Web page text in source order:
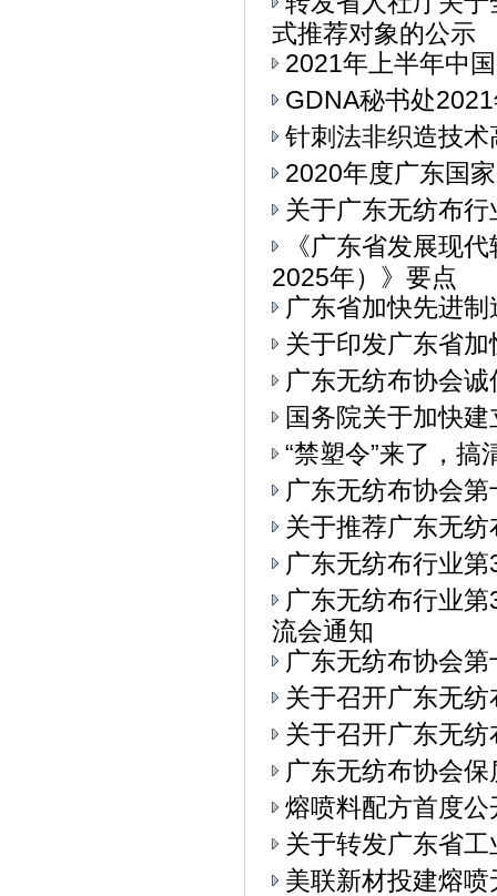
式推荐对象的公示
2021年上半年中
GDNA秘书处
针刺法非织造技
2020年度广东国
关于广东无纺布
《广东省发展现
2025年）》要点
广东省加快先进
关于印发广东省
广东无纺布协会
国务院关于加快
“禁塑令”来了，
广东无纺布协会
关于推荐广东无
广东无纺布行业
广东无纺布行业
流会通知
广东无纺布协会
关于召开广东无
关于召开广东无
广东无纺布协会
熔喷料配方首度
关于转发广东省
美联新材投建熔喷